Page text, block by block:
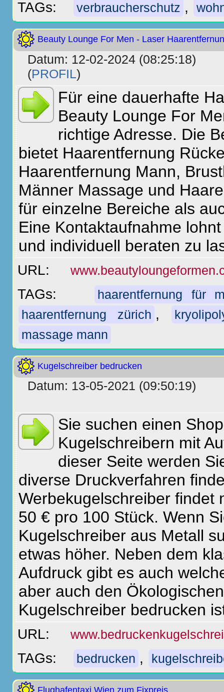
TAGs: verbraucherschutz ,
Beauty Lounge For Men - Laser
Datum: 12-02-2024 (08:25:18)
(PROFIL)
Für eine dauerhafte
Beauty Lounge For
richtige Adresse. Die
bietet Haarentfernung
Haarentfernung Mann,
Männer Massage und
für einzelne Bereiche als
Eine Kontaktaufnahme
und individuell beraten zu
URL:
TAGs:
haarentfernung für
haarentfernung zürich ,
massage mann
Kugelschreiber bedrucken
Datum: 13-05-2021 (09:50:19)
Sie suchen einen
Kugelschreibern mit
dieser Seite werden
diverse Druckverfahren
Werbekugelschreiber findet
50 € pro 100 Stück. Wenn
Kugelschreiber aus Metall
etwas höher. Neben dem
Aufdruck gibt es auch
aber auch den
Kugelschreiber bedrucken
URL:
TAGs: bedrucken ,
Flughafentaxi Wien zum Fixpreis